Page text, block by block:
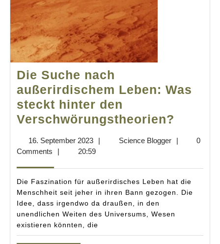
Die Suche nach
außerirdischem Leben: Was
steckt hinter den
Verschwörungstheorien?
nach
Leben:
Was
den
16. September 202316.
September
| Science BloggerScience
|
0
Comments
| 20:59
Die Faszination für außerirdisches Leben hat die
Menschheit seit jeher in ihren Bann gezogen. Die
Idee, dass irgendwo da draußen, in den
unendlichen Weiten des Universums, Wesen
existieren könnten, die